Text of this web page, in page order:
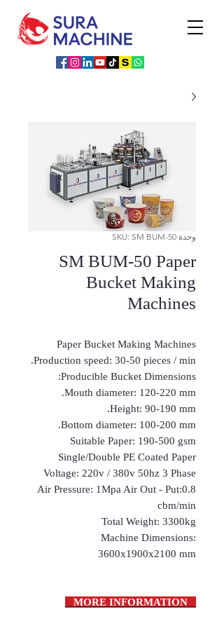
وحدة SKU: SM BUM-50
SM BUM-50 Paper
Bucket Making
Machines
Paper Bucket Making Machines
Production speed: 30-50 pieces / min.
Producible Bucket Dimensions:
Mouth diameter: 120-220 mm.
Height: 90-190 mm.
Bottom diameter: 100-200 mm.
Suitable Paper: 190-500 gsm
Single/Double PE Coated Paper
Voltage: 220v / 380v 50hz 3 Phase
Air Pressure: 1Mpa Air Out - Put:0.8
cbm/min
Total Weight: 3300kg
Machine Dimensions:
3600x1900x2100 mm